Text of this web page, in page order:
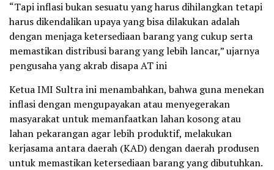
“Tapi inflasi bukan sesuatu yang harus dihilangkan tetapi
harus dikendalikan upaya yang bisa dilakukan adalah
dengan menjaga ketersediaan barang yang cukup serta
memastikan distribusi barang yang lebih lancar,” ujarnya
pengusaha yang akrab disapa AT ini
Ketua IMI Sultra ini menambahkan, bahwa guna menekan
inflasi dengan mengupayakan atau menyegerakan
masyarakat untuk memanfaatkan lahan kosong atau
lahan pekarangan agar lebih produktif, melakukan
kerjasama antara daerah (KAD) dengan daerah produsen
untuk memastikan ketersediaan barang yang dibutuhkan.